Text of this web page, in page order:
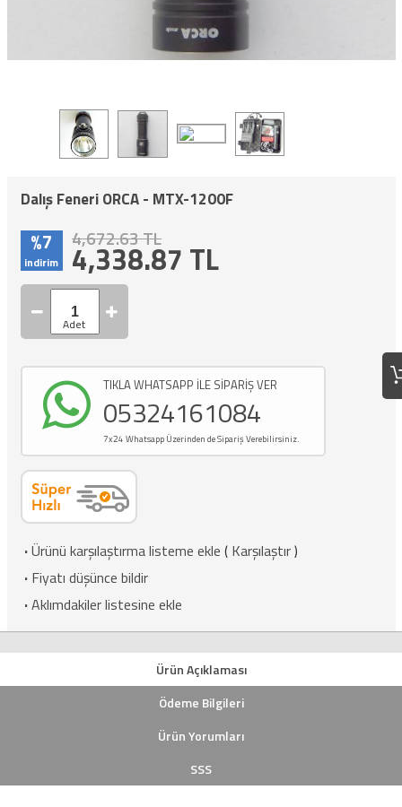
Dalış Feneri ORCA - MTX-1200F
%7
indirim
4,672.63 TL
4,338.87 TL
TIKLA WHATSAPP İLE SİPARİŞ VER
05324161084
7x24 Whatsapp Üzerinden de Sipariş Verebilirsiniz.
·Ürünü karşılaştırma listeme ekle ( Karşılaştır)
· Fiyatı düşünce bildir
·Aklımdakiler listesine ekle
Ürün Açıklaması
Ödeme Bilgileri
Ürün Yorumları
SSS